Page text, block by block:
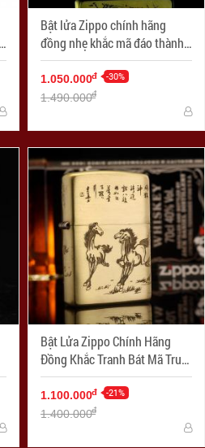
Bật lửa Zippo chính hãng
đồng nhẹ khắc mã đáo thành
công
1.050.000đ -30%
1.490.000đ
Bật Lửa Zippo Chính Hãng
Đồng Khắc Tranh Bát Mã Truy
Phong
1.100.000đ -21%
1.400.000đ